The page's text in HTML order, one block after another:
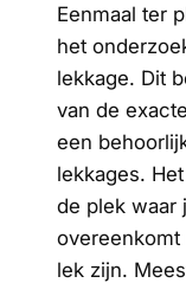
Eenmaal ter
het
lekkage. Dit
van de
een
lekkages.
de plek waar
overeenkomt
lek zijn.